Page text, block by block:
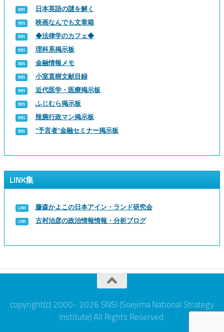
日本英語の謎を解く
映画なんでも文章箱
◆法律学のカフェ◆
理科系掲示板
金融情報メモ
小室直樹文献目録
近代医学・医療掲示板
ふじむら掲示板
辣腕行政マン掲示板
“予言者”金融セミナー掲示板
LINK集
藤森かよこの日本アイン・ランド研究会
古村治彦の政治情報情報・分析ブログ
copyright(c) 2000- 2026 SNSI (Soejima National Strategy
Institute) All Rights Reserved.